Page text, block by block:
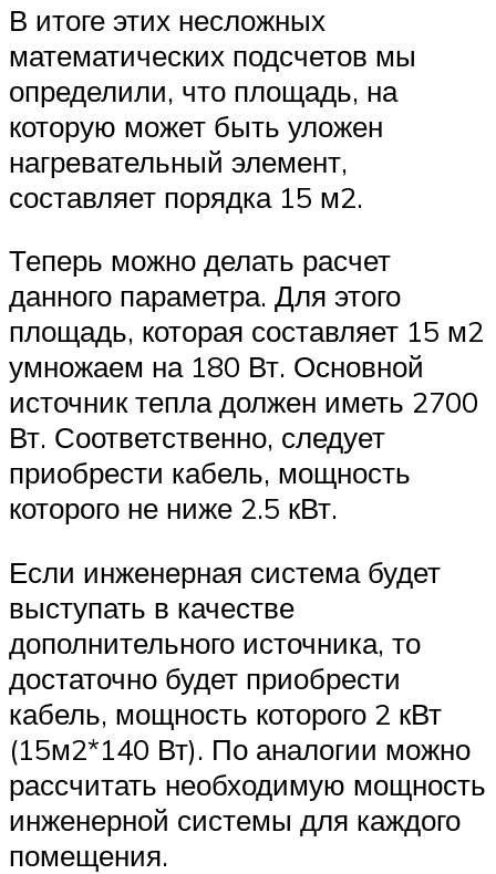
В итоге этих несложных
математических подсчетов мы
определили, что площадь, на
которую может быть уложен
нагревательный элемент,
составляет порядка 15 м2.
Теперь можно делать расчет
данного параметра. Для этого
площадь, которая составляет 15 м2
умножаем на 180 Вт. Основной
источник тепла должен иметь 2700
Вт. Соответственно, следует
приобрести кабель, мощность
которого не ниже 2.5 кВт.
Если инженерная система будет
выступать в качестве
дополнительного источника, то
достаточно будет приобрести
кабель, мощность которого 2 кВт
(15м2*140 Вт). По аналогии можно
рассчитать необходимую мощность
инженерной системы для каждого
помещения.